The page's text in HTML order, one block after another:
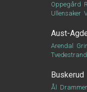
Oppegård
Ullensaker
Aust-
Arendal
Tvedestrand
Buskerud
Ål